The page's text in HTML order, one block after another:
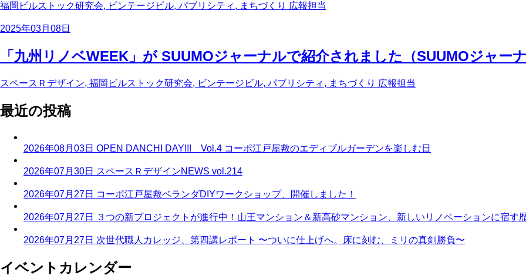
福岡ビルストック研究会, ビンテージビル, パブリシティ, まちづくり 広報担当
2025年03月08日
「九州リノベWEEK」が SUUMOジャーナルで紹介されました（SUUMOジャー
スペースＲデザイン, 福岡ビルストック研究会, ビンテージビル, パブリシティ, まちづくり 広報担当
最近の投稿
2026年08月03日 OPEN DANCHI DAY!!! Vol.4 コーポ江戸屋敷のエディブルガーデンを楽しむ日
2026年07月30日 スペースＲデザインNEWS vol.214
2026年07月27日 コーポ江戸屋敷ベランダDIYワークショップ、開催しました！
2026年07月27日 ３つの新プロジェクトが進行中！山王マンション＆新高砂マンション、新しいリノベーションに宿す
2026年07月27日 次世代職人カレッジ、第四講レポート 〜ついに仕上げへ。床に刻む、ミリの真剣勝負〜
イベントカレンダー